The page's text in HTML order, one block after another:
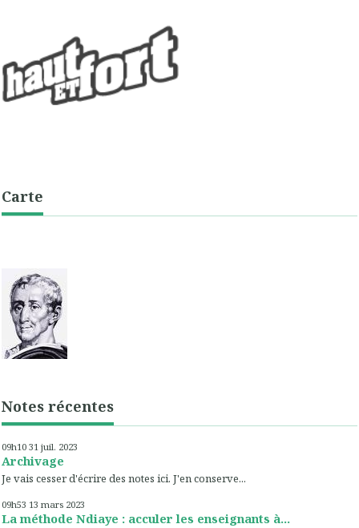
Carte
Notes récentes
09h10 31 juil. 2023
Archivage
Je vais cesser d'écrire des notes ici. J'en conserve...
09h53 13 mars 2023
La méthode Ndiaye : acculer les enseignants à...